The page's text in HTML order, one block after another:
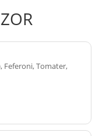
Feferoni, Tomater,